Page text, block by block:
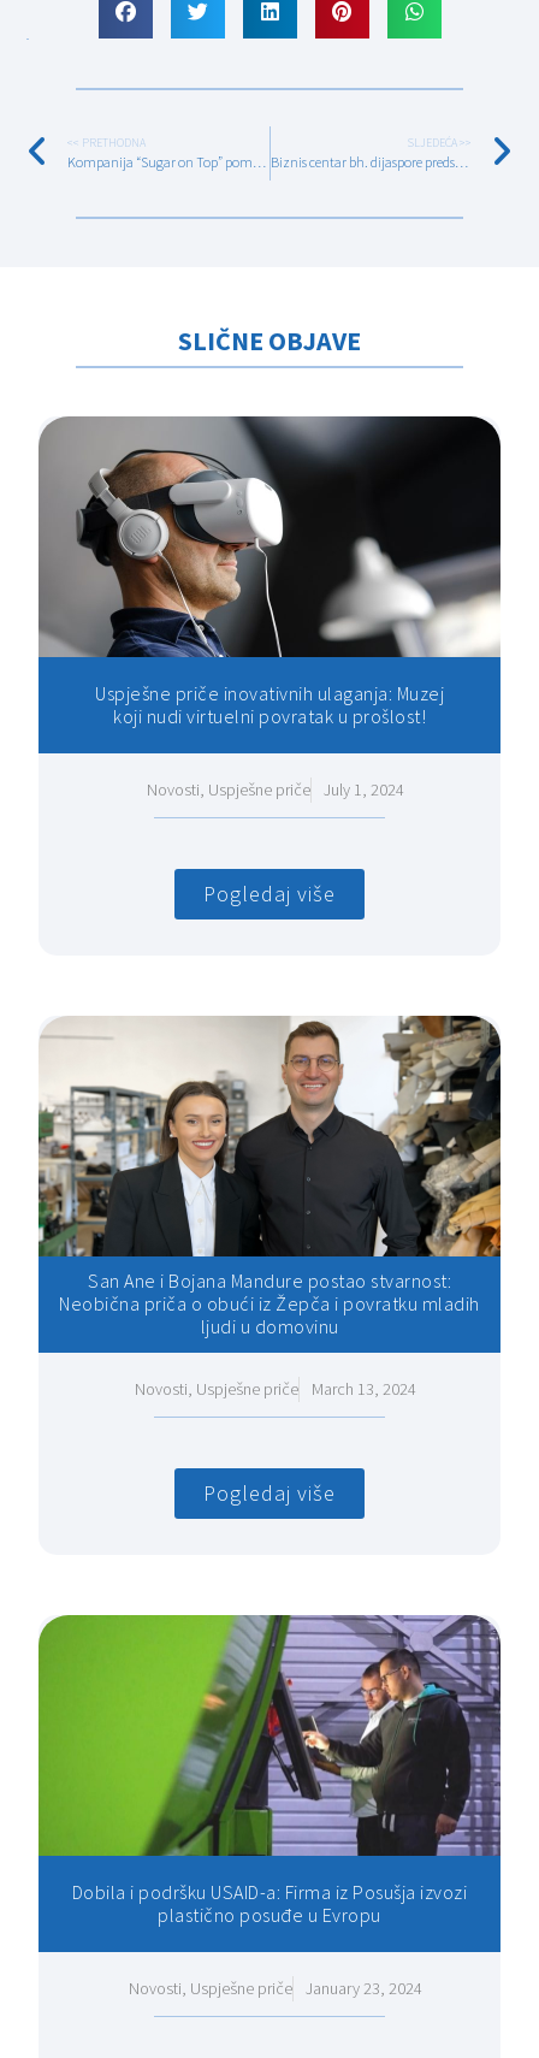
<< PRETHODNA SLJEDEĆA >>
Biznis centar bh. dijaspore predstavio rezultate mapiranja dijaspore u lokalnim zajednicama
SLIČNE OBJAVE
Uspješne priče inovativnih ulaganja: Muzej
koji nudi virtuelni povratak u prošlost!
Novosti, Uspješne priče July 1, 2024
Pogledaj više
San Ane i Bojana Mandure postao stvarnost:
Neobična priča o obući iz Žepča i povratku mladih
ljudi u domovinu
Novosti, Uspješne priče March 13, 2024
Pogledaj više
Dobila i podršku USAID-a: Firma iz Posušja izvozi
plastično posuđe u Evropu
Novosti, Uspješne priče January 23, 2024